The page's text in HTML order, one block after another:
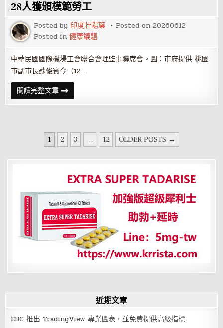
工
區
周
末
暫
停
開
放
溫
泉
區
仍
可
體
驗
泡
28人獲頒模範勞工
Posted by 印度壯陽藥 Posted on20260612
Posted in健康議題
中華民國國際機場工會聯合會理監事聯席會。圖：市府提供 桃園
市副市長蘇俊賓今（12…
閱讀完整文章國
際
機
聯
合
會
力
完
勞
動
環
境
28
人
獲
頒
工
1 2 3 ... 12 OLDER POSTS →
近期文章
EBC 推出 TradingView 專業圖表，並免費提供高級指標